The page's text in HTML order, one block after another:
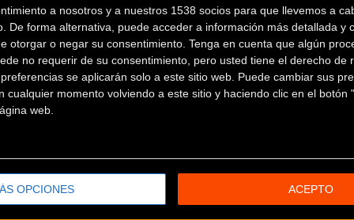
a nosotros y a nuestros 1538 socios para que llevemos a
De forma alternativa, puede acceder a información más detallada y
otorgar o negar su consentimiento. Tenga en cuenta que algún
no requerir de su consentimiento, pero usted tiene el derecho de
se aplicarán solo a este sitio web. Puede cambiar sus
cualquier momento volviendo a este sitio y haciendo clic en el botón
web.
OPCIONES ACEPTO
pueden hacer que su reloj Polar sea único y tener
de más opciones de personalización,con dos nuevos
a partir de hoy para todos los usuarios del Polar Grit
para el Polar Vantage M3 y el Polar Ignite 3 en el segundo